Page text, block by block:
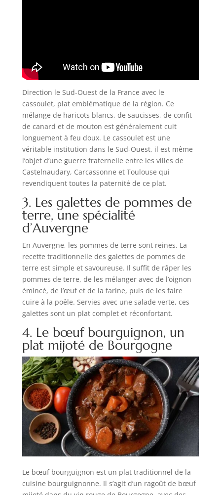
Direction le Sud-Ouest de la France avec le
cassoulet, plat emblématique de la région. Ce
mélange de haricots blancs, de saucisses, de confit
de canard et de mouton est généralement cuit
longuement à feu doux. Le cassoulet est une
véritable institution dans le Sud-Ouest, il est même
l’objet d’une guerre fraternelle entre les villes de
Castelnaudary, Carcassonne et Toulouse qui
revendiquent toutes la paternité de ce plat.
3. Les galettes de pommes de
terre, une spécialité
d’Auvergne
En Auvergne, les pommes de terre sont reines. La
recette traditionnelle des galettes de pommes de
terre est simple et savoureuse. Il suffit de râper les
pommes de terre, de les mélanger avec de l’oignon
émincé, de l’œuf et de la farine, puis de les faire
cuire à la poêle. Servies avec une salade verte, ces
galettes sont un plat complet et réconfortant.
4. Le bœuf bourguignon, un
plat mijoté de Bourgogne
Le bœuf bourguignon est un plat traditionnel de la
cuisine bourguignonne. Il s’agit d’un ragoût de bœuf